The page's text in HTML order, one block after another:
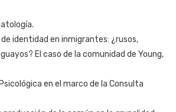
identidad en inmigrantes: ¿rusos,
El caso de la comunidad de Young,
en el marco de la Consulta